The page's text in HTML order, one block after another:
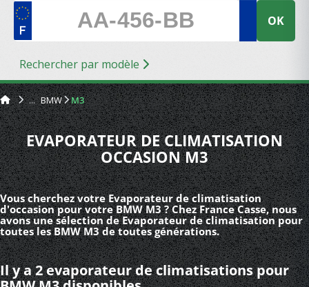
OK
Rechercher par modèle
BMW M3
EVAPORATEUR DE CLIMATISATION
OCCASION M3
Vous cherchez votre Evaporateur de climatisation
d'occasion pour votre BMW M3 ? Chez France Casse, nous
avons une sélection de Evaporateur de climatisation pour
toutes les BMW M3 de toutes générations.
Il y a 2 evaporateur de climatisations pour